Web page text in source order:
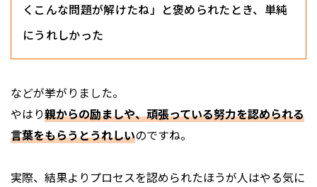
くこんな問題が解けたね」と褒められたとき、単純
にうれしかった
などが挙がりました。
やはり親からの励ましや、頑張っている努力を認められる
言葉をもらうとうれしいのですね。
実際、結果よりプロセスを認められたほうが人はやる気に